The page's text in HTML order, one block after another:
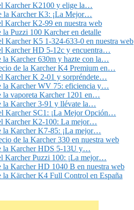
Karcher K2100 y elige la…
la Karcher K3: ¡La Mejor…
Karcher K2-99 en nuestra web
la Puzzi 100 Karcher en detalle
Karcher K5 1-324-633-0 en nuestra web
Karcher HD 5-12c y encuentra…
la Karcher 630m y hazte con la…
de la Karcher K4 Premium en…
Karcher K 2-01 y sorpréndete…
la Karcher WV 75: eficiencia y…
la vaporeta Karcher 1201 en…
la Karcher 3-91 y llévate la…
Karcher SC1: ¡La Mejor Opción…
Karcher K2-100: La mejor…
la Karcher K7-85: ¡La mejor…
de la Karcher 330 en nuestra web
la Karcher HDS 5-13U y…
Karcher Puzzi 100: ¡La mejor…
la Karcher HD 1040 B en nuestra web
la Kärcher K4 Full Control en España